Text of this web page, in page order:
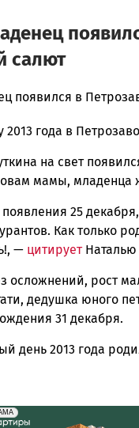
салют
появился в
года в
на свет
мамы, младенца
25
Как только
, — цитируетНаталью
осложнений, рост
дедушка юного
31 декабря.
день 2013 года